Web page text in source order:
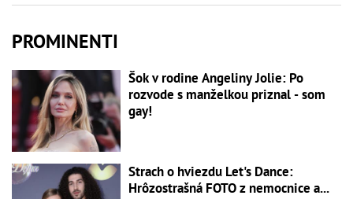
PROMINENTI
Šok v rodine Angeliny Jolie: Po
rozvode s manželkou priznal - som
gay!
Strach o hviezdu Let's Dance:
Hrôzostrašná FOTO z nemocnice a...